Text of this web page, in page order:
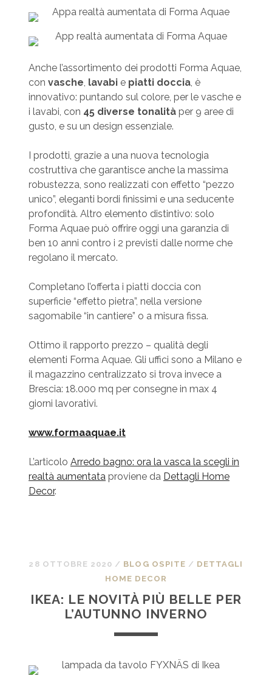
Anche l’assortimento dei prodotti Forma Aquae,
con vasche lavabie piatti doccia, è
innovativo: puntando sul colore, per le vasche e
i lavabi, con 45 diverse tonalitàper 9 aree di
gusto, e su un design essenziale.
I prodotti, grazie a una nuova tecnologia
costruttiva che garantisce anche la massima
robustezza, sono realizzati con effetto “pezzo
unico”, eleganti bordi finissimi e una seducente
profondità. Altro elemento distintivo: solo
Forma Aquae può offrire oggi una garanzia di
ben 10 anni contro i 2 previsti dalle norme che
regolano il mercato.
Completano l’offerta i piatti doccia con
superficie “effetto pietra”, nella versione
sagomabile “in cantiere” o a misura fissa.
Ottimo il rapporto prezzo – qualità degli
elementi Forma Aquae. Gli uffici sono a Milano e
il magazzino centralizzato si trova invece a
Brescia: 18.000 mq per consegne in max 4
giorni lavorativi.
www.formaaquae.it
L’articolo Arredo bagno: ora la vasca la scegli in
realtà aumentata proviene da Dettagli Home
Decor.
28 OTTOBRE 2020 / BLOG OSPITE / DETTAGLI
HOME DECOR
IKEA: LE NOVITÀ PIÙ BELLE PER
L’AUTUNNO INVERNO